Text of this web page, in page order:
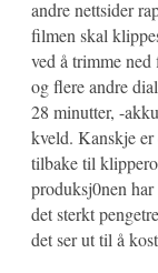
andre nettsider
filmen skal
ved å trimme
og flere andre
28 minutter, -
kveld. Kanskje er
tilbake til
produksj0nen
det sterkt
det ser ut til å